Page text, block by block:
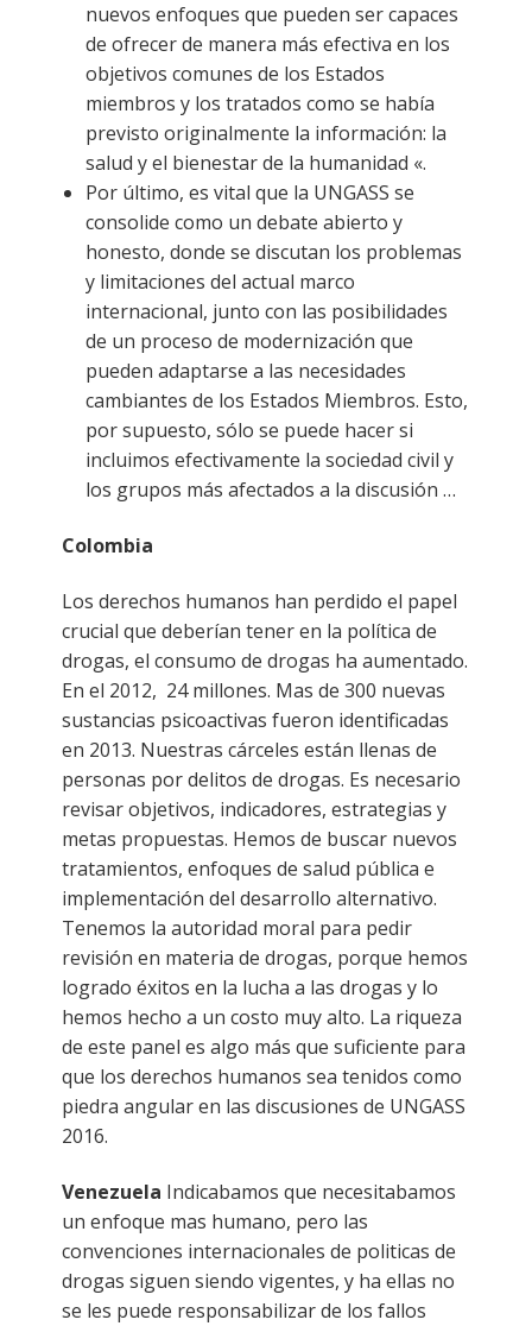
nuevos enfoques que pueden ser capaces
de ofrecer de manera más efectiva en los
objetivos comunes de los Estados
miembros y los tratados como se había
previsto originalmente la información: la
salud y el bienestar de la humanidad «.
Por último, es vital que la UNGASS se
consolide como un debate abierto y
honesto, donde se discutan los problemas
y limitaciones del actual marco
internacional, junto con las posibilidades
de un proceso de modernización que
pueden adaptarse a las necesidades
cambiantes de los Estados Miembros. Esto,
por supuesto, sólo se puede hacer si
incluimos efectivamente la sociedad civil y
los grupos más afectados a la discusión …
Colombia
Los derechos humanos han perdido el papel
crucial que deberían tener en la política de
drogas, el consumo de drogas ha aumentado.
En el 2012, 24 millones. Mas de 300 nuevas
sustancias psicoactivas fueron identificadas
en 2013. Nuestras cárceles están llenas de
personas por delitos de drogas. Es necesario
revisar objetivos, indicadores, estrategias y
metas propuestas. Hemos de buscar nuevos
tratamientos, enfoques de salud pública e
implementación del desarrollo alternativo.
Tenemos la autoridad moral para pedir
revisión en materia de drogas, porque hemos
logrado éxitos en la lucha a las drogas y lo
hemos hecho a un costo muy alto. La riqueza
de este panel es algo más que suficiente para
que los derechos humanos sea tenidos como
piedra angular en las discusiones de UNGASS
2016.
Venezuela Indicabamos que necesitabamos
un enfoque mas humano, pero las
convenciones internacionales de politicas de
drogas siguen siendo vigentes, y ha ellas no
se les puede responsabilizar de los fallos